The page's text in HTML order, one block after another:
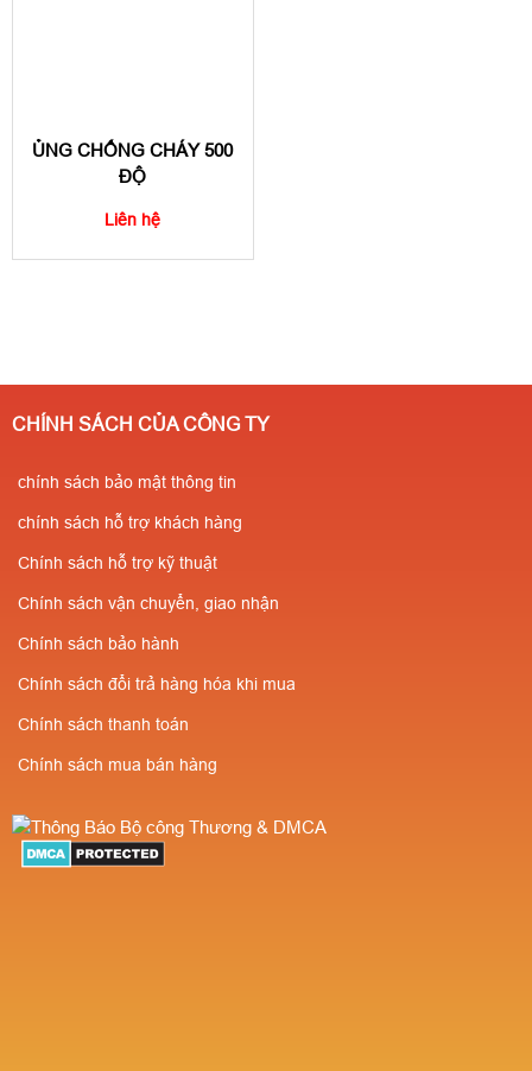
ỦNG CHỐNG CHÁY 500
ĐỘ
Liên hệ
CHÍNH SÁCH CỦA CÔNG TY
chính sách bảo mật thông tin
chính sách hỗ trợ khách hàng
Chính sách hỗ trợ kỹ thuật
Chính sách vận chuyển, giao nhận
Chính sách bảo hành
Chính sách đổi trả hàng hóa khi mua
Chính sách thanh toán
Chính sách mua bán hàng